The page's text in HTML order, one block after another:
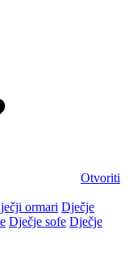
Otvoriti
ormari Dječje
Dječje sofe Dječje